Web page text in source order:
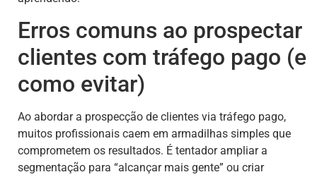
Erros comuns ao prospectar
clientes com tráfego pago (e
como evitar)
Ao abordar a prospecção de clientes via tráfego pago,
muitos profissionais caem em armadilhas simples que
comprometem os resultados. É tentador ampliar a
segmentação para “alcançar mais gente” ou criar